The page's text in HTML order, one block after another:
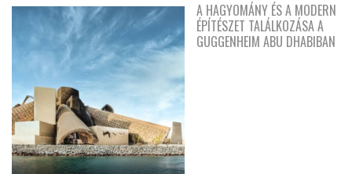
A HAGYOMÁNY ÉS A MODERN
ÉPÍTÉSZET TALÁLKOZÁSA A
GUGGENHEIM ABU DHABIBAN